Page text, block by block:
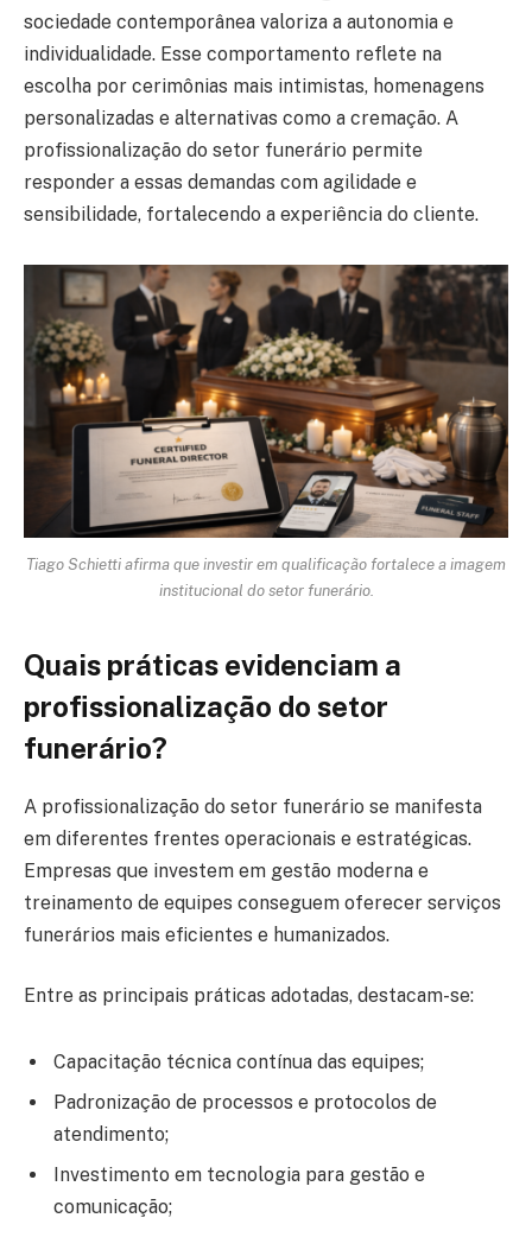
sociedade contemporânea valoriza a autonomia e
individualidade. Esse comportamento reflete na
escolha por cerimônias mais intimistas, homenagens
personalizadas e alternativas como a cremação. A
profissionalização do setor funerário permite
responder a essas demandas com agilidade e
sensibilidade, fortalecendo a experiência do cliente.
Tiago Schietti afirma que investir em qualificação fortalece a imagem
institucional do setor funerário.
Quais práticas evidenciam a
profissionalização do setor
funerário?
A profissionalização do setor funerário se manifesta
em diferentes frentes operacionais e estratégicas.
Empresas que investem em gestão moderna e
treinamento de equipes conseguem oferecer serviços
funerários mais eficientes e humanizados.
Entre as principais práticas adotadas, destacam-se:
Capacitação técnica contínua das equipes;
Padronização de processos e protocolos de
atendimento;
Investimento em tecnologia para gestão e
comunicação;